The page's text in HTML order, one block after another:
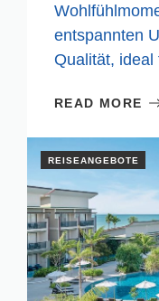
entspannten
Qualität, ideal
READ MORE
REISEANGEBOTE